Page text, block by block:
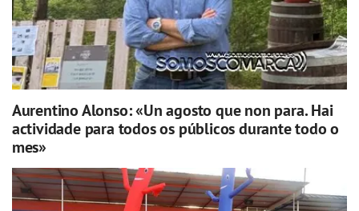
Aurentino Alonso: «Un agosto que non para. Hai
actividade para todos os públicos durante todo o
mes»